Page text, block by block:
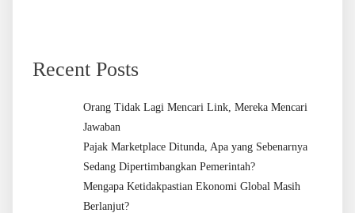
Recent Posts
Orang Tidak Lagi Mencari Link, Mereka Mencari
Jawaban
Pajak Marketplace Ditunda, Apa yang Sebenarnya
Sedang Dipertimbangkan Pemerintah?
Mengapa Ketidakpastian Ekonomi Global Masih
Berlanjut?